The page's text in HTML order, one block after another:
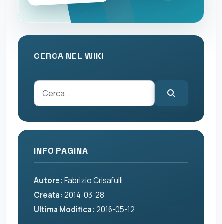
CERCA NEL WIKI
INFO PAGINA
Autore: Fabrizio Crisafulli
Creata: 2014-03-28
Ultima Modifica: 2016-05-12